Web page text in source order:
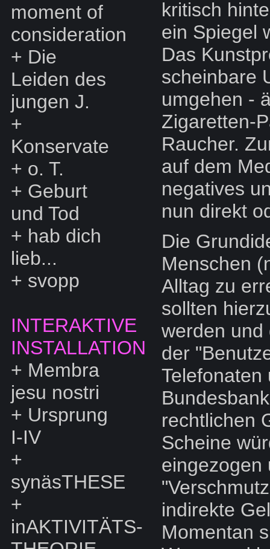
moment of
consideration
+ Die
Leiden des
jungen J.
+
Konservate
+ o. T.
+ Geburt
und Tod
+ hab dich
lieb...
+ svopp
INTERAKTIVE
INSTALLATION
+ Membra
jesu nostri
+ Ursprung
I-IV
+
synäsTHESE
+
inAKTIVITÄTS-
kritisch
ein Spiegel
Das
scheinbare
umgehen -
Zigaretten-
Raucher.
auf dem
negatives
nun direkt
Die
Menschen
Alltag zu
sollten
werden und
der
rechtlichen
Scheine
eingezogen
indirekte
Momentan